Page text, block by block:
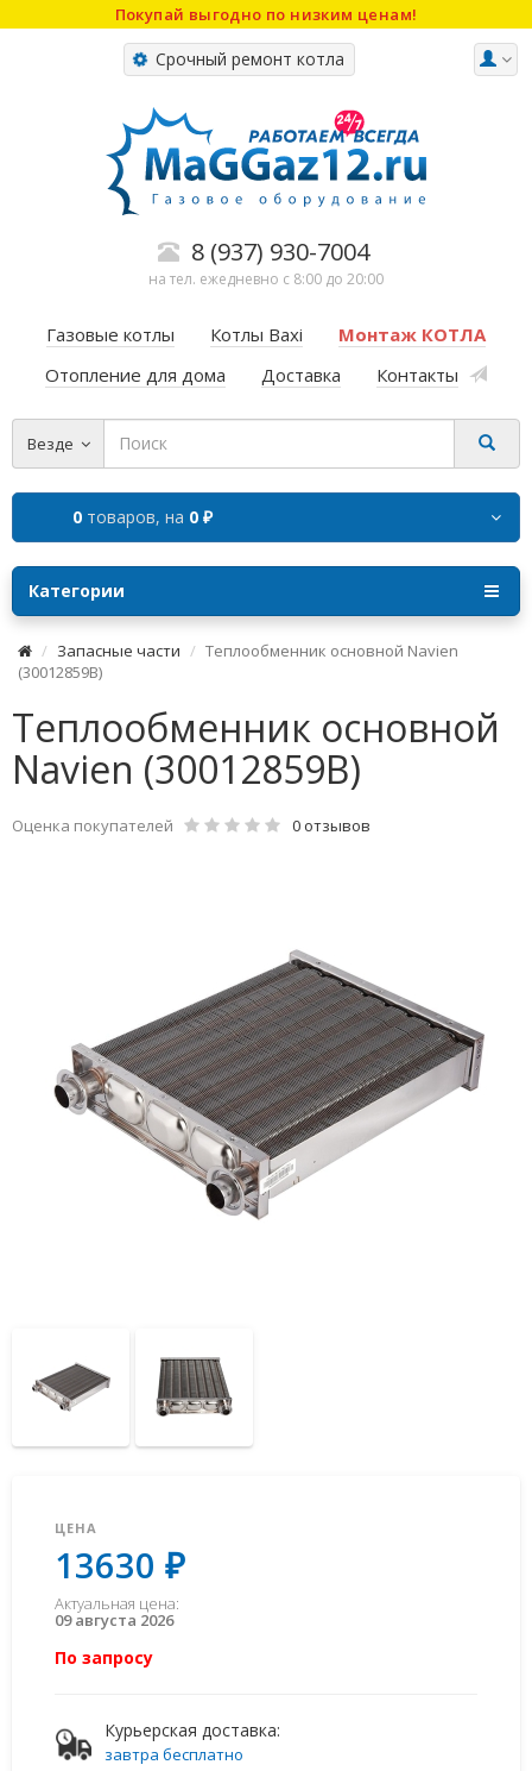
Покупай выгодно по низким ценам!
Срочный ремонт котла
8 (937) 930-7004
на тел. ежедневно с 8:00 до 20:00
Газовые котлы Котлы Baxi
Монтаж КОТЛА
Отопление для дома
Доставка Контакты
Везде
0 товаров, на 0 ₽
Категории
Запасные части
Теплообменник основной Navien
(30012859B)
Теплообменник основной
Navien (30012859B)
Оценка покупателей 0 отзывов
ЦЕНА
13630 ₽
Актуальная цена:
09 августа 2026
По запросу
Курьерская доставка:
завтра бесплатно